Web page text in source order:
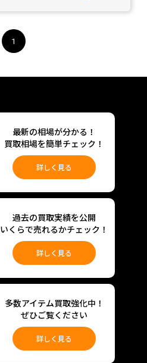
1
最新の相場が分かる！
買取相場を簡単チェック！
詳しく見る
過去の買取実績を公開
いくらで売れるかチェック！
詳しく見る
多数アイテム買取強化中！
ぜひご覧ください
詳しく見る